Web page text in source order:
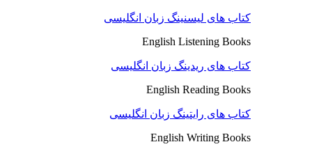
کتاب های لیسنینگ زبان انگلیسی
English Listening Books
کتاب های ریدینگ زبان انگلیسی
English Reading Books
کتاب های رایتینگ زبان انگلیسی
English Writing Books